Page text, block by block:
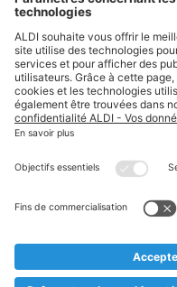
Suivez ALDI
Textes marqués d'un
* Nous vendons ces articles
au cas où, malgré le
prématurément en rupture
** Sur ce site, l’utilisation